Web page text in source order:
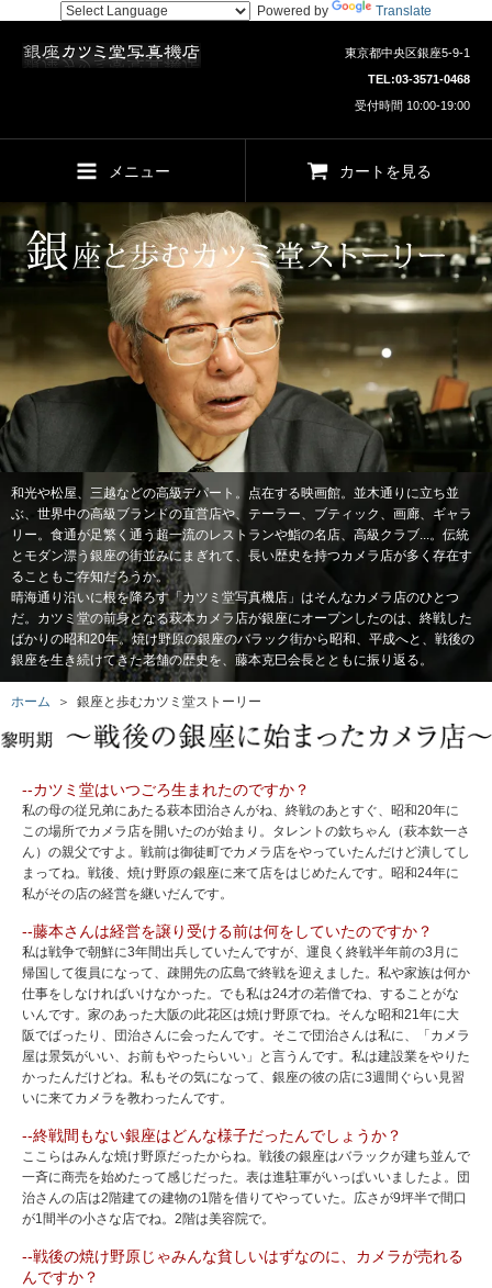
Powered by Translate
東京都中央区銀座5-9-1
TEL:03-3571-0468
受付時間 10:00-19:00
メニュー カートを見る
和光や松屋、三越などの高級デパート。点在する映画館。並木通りに立ち並
ぶ、世界中の高級ブランドの直営店や、テーラー、ブティック、画廊、ギャラ
リー。食通が足繁く通う超一流のレストランや鮨の名店、高級クラブ...。伝統
とモダン漂う銀座の街並みにまぎれて、長い歴史を持つカメラ店が多く存在す
ることもご存知だろうか。
晴海通り沿いに根を降ろす「カツミ堂写真機店」はそんなカメラ店のひとつ
だ。カツミ堂の前身となる萩本カメラ店が銀座にオープンしたのは、終戦した
ばかりの昭和20年。焼け野原の銀座のバラック街から昭和、平成へと、戦後の
銀座を生き続けてきた老舗の歴史を、藤本克巳会長とともに振り返る。
ホーム ＞ 銀座と歩むカツミ堂ストーリー
--カツミ堂はいつごろ生まれたのですか？
私の母の従兄弟にあたる萩本団治さんがね、終戦のあとすぐ、昭和20年に
この場所でカメラ店を開いたのが始まり。タレントの欽ちゃん（萩本欽一さ
ん）の親父ですよ。戦前は御徒町でカメラ店をやっていたんだけど潰してし
まってね。戦後、焼け野原の銀座に来て店をはじめたんです。昭和24年に
私がその店の経営を継いだんです。
--藤本さんは経営を譲り受ける前は何をしていたのですか？
私は戦争で朝鮮に3年間出兵していたんですが、運良く終戦半年前の3月に
帰国して復員になって、疎開先の広島で終戦を迎えました。私や家族は何か
仕事をしなければいけなかった。でも私は24才の若僧でね、することがな
いんです。家のあった大阪の此花区は焼け野原でね。そんな昭和21年に大
阪でばったり、団治さんに会ったんです。そこで団治さんは私に、「カメラ
屋は景気がいい、お前もやったらいい」と言うんです。私は建設業をやりた
かったんだけどね。私もその気になって、銀座の彼の店に3週間ぐらい見習
いに来てカメラを教わったんです。
--終戦間もない銀座はどんな様子だったんでしょうか？
ここらはみんな焼け野原だったからね。戦後の銀座はバラックが建ち並んで
一斉に商売を始めたって感じだった。表は進駐軍がいっぱいいましたよ。団
治さんの店は2階建ての建物の1階を借りてやっていた。広さが9坪半で間口
が1間半の小さな店でね。2階は美容院で。
--戦後の焼け野原じゃみんな貧しいはずなのに、カメラが売れる
んですか？